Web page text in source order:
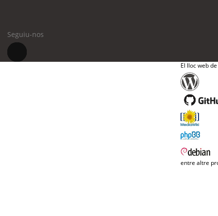
Seguiu-nos
El lloc web
entre altre